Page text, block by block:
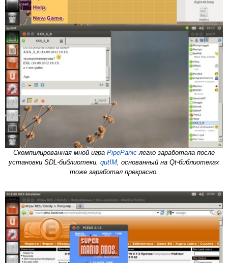
Скомпилированная мной игра PipePanic легко заработала после
установки SDL-библиотеки. qutIM , основанный на Qt-библиотеках
тоже заработал прекрасно.